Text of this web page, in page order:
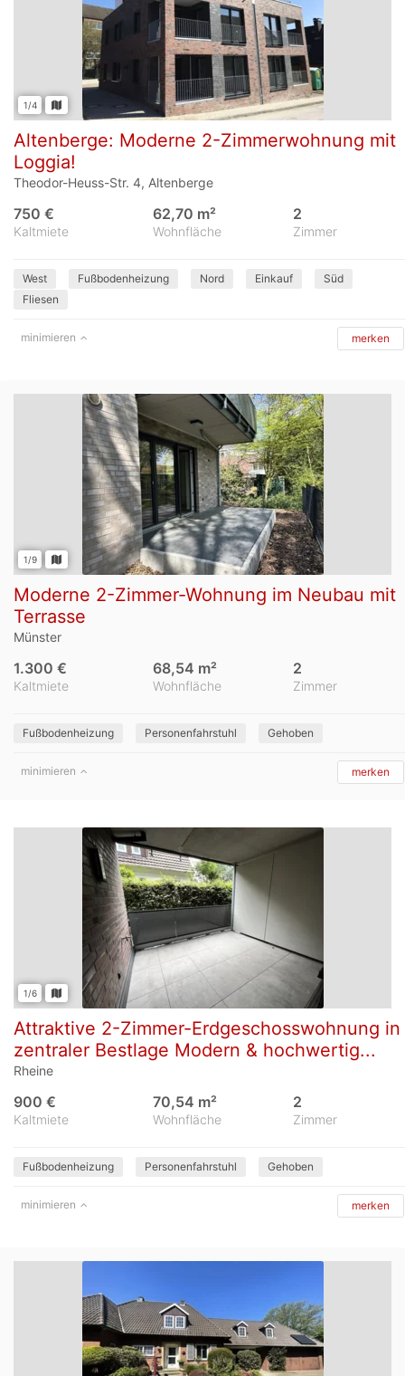
1/4
Altenberge: Moderne 2-Zimmerwohnung mit
Loggia!
Theodor-Heuss-Str. 4, Altenberge
Kaltmiete
750 €
Wohnfläche
62,70 m²
Zimmer
2
West Fußbodenheizung Nord Einkauf
Süd
Fliesen
minimieren merken
1/9
Moderne 2-Zimmer-Wohnung im Neubau mit
Terrasse
Münster
Kaltmiete
1.300 €
Wohnfläche
68,54 m²
Zimmer
2
Fußbodenheizung Personenfahrstuhl Gehoben
minimieren merken
1/6
Attraktive 2-Zimmer-Erdgeschosswohnung in
zentraler Bestlage Modern & hochwertig...
Rheine
Kaltmiete
900 €
Wohnfläche
70,54 m²
Zimmer
2
Fußbodenheizung Personenfahrstuhl Gehoben
minimieren merken